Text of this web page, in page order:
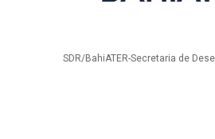
SDR/BahiATER-Secretaria de